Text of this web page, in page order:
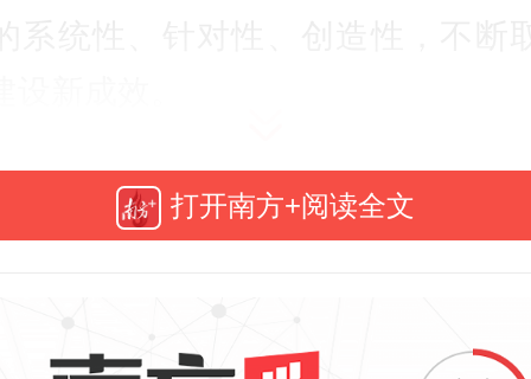
二十届四中全会上，习近平总书
五五”时期经济社会发展的一系
作出顶层设计和战略擘画。在四
打开南方+阅读全文